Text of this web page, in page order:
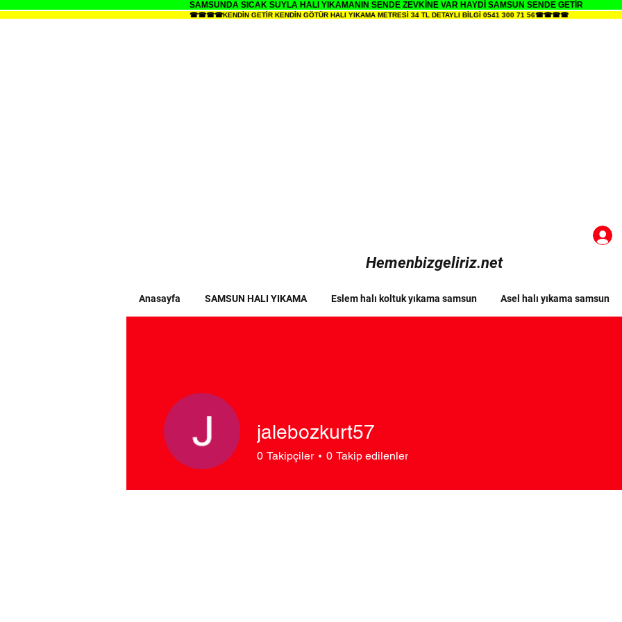
SAMSUNDA SICAK SUYLA HALI YIKAMANIN SENDE ZEVKİNE VAR HAYDİ SAMSUN SENDE GETİR
☎☎☎☎KENDİN GETİR KENDİN GÖTÜR HALI YIKAMA METRESİ 34 TL DETAYLI BİLGİ 0541 300 71 56☎☎☎☎
Hemenbizgeliriz.net
Anasayfa SAMSUN HALI YIKAMA Eslem halı koltuk yıkama samsun Asel halı yıkama samsun
jalebozkurt57
0 Takipçiler 0 Takip edilenler